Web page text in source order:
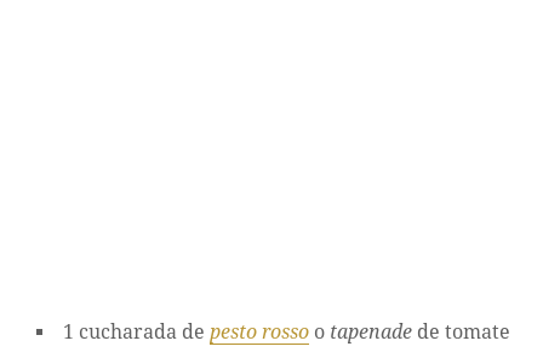
1 cucharada de pesto rosso o tapenade de tomate